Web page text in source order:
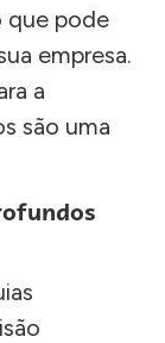
que pode
empresa.
a
são uma